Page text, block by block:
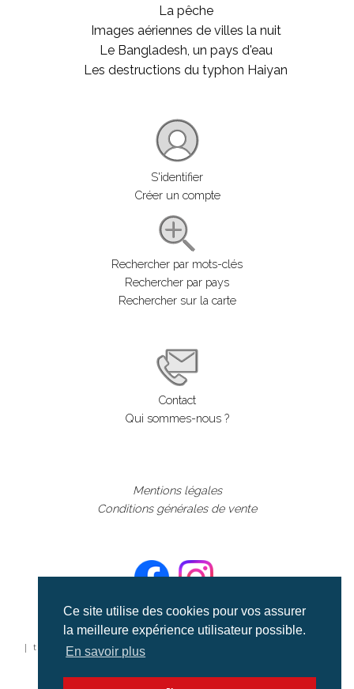
Ce site utilise des cookies pour vos assurer
la meilleure expérience utilisateur possible.
En savoir plus
La pêche
Images aériennes de villes la nuit
Le Bangladesh, un pays d'eau
Les destructions du typhon Haiyan
S'identifier
Créer un compte
Rechercher par mots-clés
Rechercher par pays
Rechercher sur la carte
Contact
Qui sommes-nous ?
Mentions légales
Conditions générales de vente
©aerialcollection marque déposée 2024
| tous droits réservés | aerialcollection.fr banque d'images
aériennes et documentaires video et cinéma |